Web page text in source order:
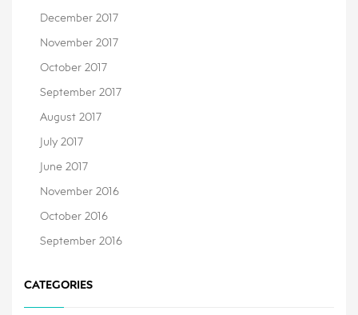
December 2017
November 2017
October 2017
September 2017
August 2017
July 2017
June 2017
November 2016
October 2016
September 2016
CATEGORIES